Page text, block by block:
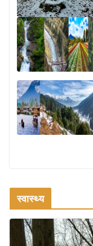
वजन घटाने के लिए 8
July 31, 2026
रामेश्वरम यात्रा
July 30, 2026 1
स्वास्थ्य